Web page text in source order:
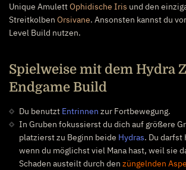
Unique AmulettOphidische Iris und den
Streitkolben Orsivane. Ansonsten kannst du
Level Build nutzen.
Spielweise mit dem Hydra
Endgame Build
Du benutzt Entrinnenzur Fortbewegung.
In Gruben fokussierst du dich auf größere
platzierst zu Beginn beide Hydras. Du darfst
wenn du möglichst viel Mana hast, weil sie
Schaden austeilt durch denzüngelnden